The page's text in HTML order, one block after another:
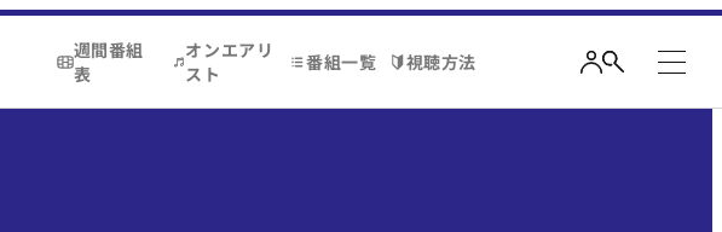
週間番組
表
オンエアリ
スト
番組一覧 視聴方法